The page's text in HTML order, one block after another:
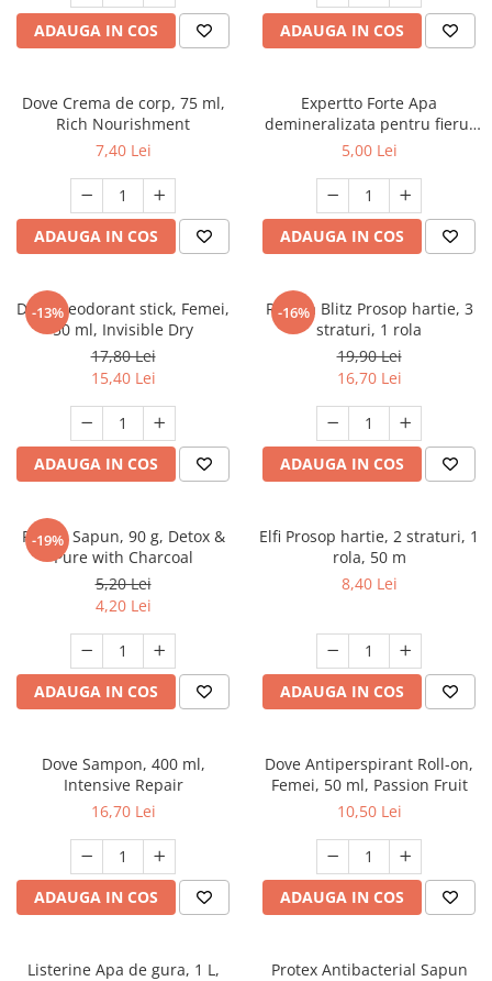
Odorizanți WC
Hârtie igienică
Detergenți diverse suprafețe
Sticlă și ferestre
Covoare și tapițerii
Mobilier
Curățare universală
Dezinfectanți suprafețe
Detergenți pardoseli
Lemn și parchet
Gresie, piatră și granit
Universal
Detergenți rufe
Detergent rufe lichid
Detergent rufe pudră
Balsam de rufe
Înălbitor și îndepărtare pete
Soluții anticalcar, igienizante și
întreținere țesături
Odorizanți
Stick
Roll-on
Apă de gură
Pastă de dinți
Produse pentru ras
After Shave
Cremă de ras
Gel de ras
Produse pentru ten
Demachiant
Șervețele demachiante
Îngrijire bebeluși
Șervețele umede
ADAUGA IN COS ADAUGA IN COS
Dove Crema de corp, 75 ml,
Rich Nourishment
7,40 Lei
ADAUGA IN COS
Expertto Forte Apa
demineralizata pentru fierul
de calcat, 1 L, Floral
5,00 Lei
ADAUGA IN COS
-13%
Dove Deodorant stick, Femei,
50 ml, Invisible Dry
17,80 Lei
15,40 Lei
ADAUGA IN COS
-16%
Regina Blitz Prosop hartie, 3
straturi, 1 rola
19,90 Lei
16,70 Lei
ADAUGA IN COS
-19%
Protex Sapun, 90 g, Detox &
Pure with Charcoal
5,20 Lei
4,20 Lei
ADAUGA IN COS
Elfi Prosop hartie, 2 straturi, 1
rola, 50 m
8,40 Lei
ADAUGA IN COS
Dove Sampon, 400 ml,
Intensive Repair
16,70 Lei
ADAUGA IN COS
Dove Antiperspirant Roll-on,
Femei, 50 ml, Passion Fruit
10,50 Lei
ADAUGA IN COS
Listerine Apa de gura, 1 L,
Protex Antibacterial Sapun